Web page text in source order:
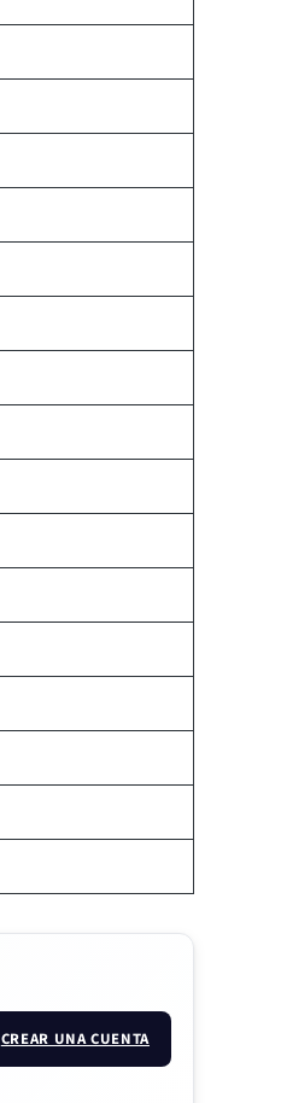
CREAR UNA CUENTA